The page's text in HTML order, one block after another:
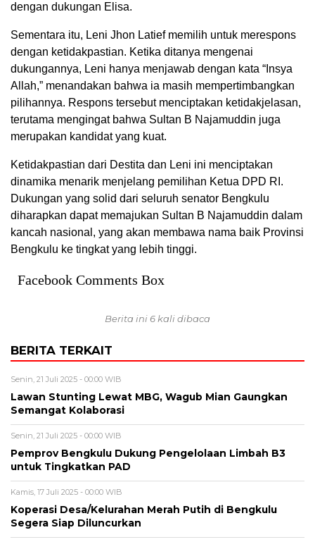
dengan dukungan Elisa.
Sementara itu, Leni Jhon Latief memilih untuk merespons
dengan ketidakpastian. Ketika ditanya mengenai
dukungannya, Leni hanya menjawab dengan kata “Insya
Allah,” menandakan bahwa ia masih mempertimbangkan
pilihannya. Respons tersebut menciptakan ketidakjelasan,
terutama mengingat bahwa Sultan B Najamuddin juga
merupakan kandidat yang kuat.
Ketidakpastian dari Destita dan Leni ini menciptakan
dinamika menarik menjelang pemilihan Ketua DPD RI.
Dukungan yang solid dari seluruh senator Bengkulu
diharapkan dapat memajukan Sultan B Najamuddin dalam
kancah nasional, yang akan membawa nama baik Provinsi
Bengkulu ke tingkat yang lebih tinggi.
Facebook Comments Box
Berita ini 6 kali dibaca
BERITA TERKAIT
Senin, 21 Juli 2025 - 00:00 WIB
Lawan Stunting Lewat MBG, Wagub Mian Gaungkan
Semangat Kolaborasi
Senin, 21 Juli 2025 - 00:00 WIB
Pemprov Bengkulu Dukung Pengelolaan Limbah B3
untuk Tingkatkan PAD
Kamis, 17 Juli 2025 - 00:00 WIB
Koperasi Desa/Kelurahan Merah Putih di Bengkulu
Segera Siap Diluncurkan